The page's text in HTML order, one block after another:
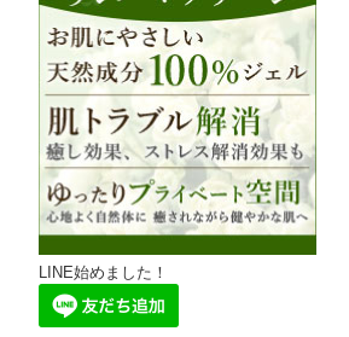
LINE始めました！